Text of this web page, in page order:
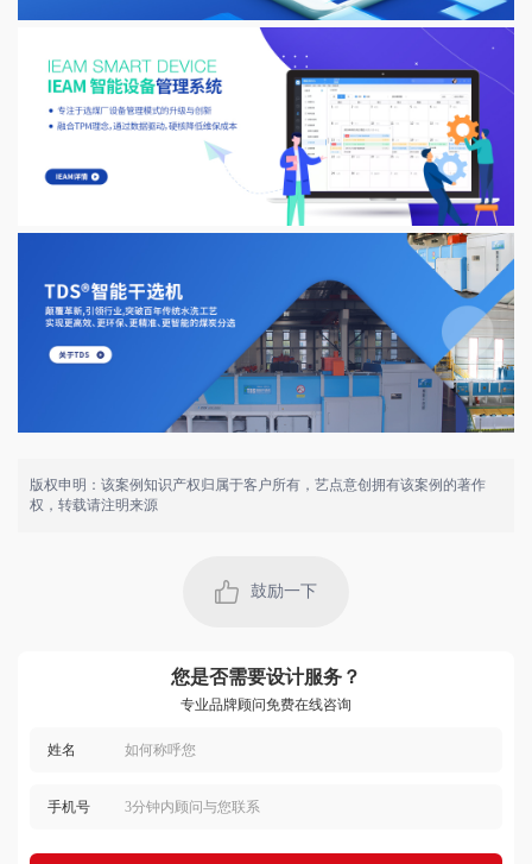
版权申明：该案例知识产权归属于客户所有，艺点意创拥有该案例的著作
权，转载请注明来源
鼓励一下
您是否需要设计服务？
专业品牌顾问免费在线咨询
姓名
手机号
的作品我很喜欢，出稿速度快，质量高，节省了不少
时间，不错！
设计水平很高，服务人员很热情，沟通顺畅，设计的
很强！
保障齐全，态度非常好，设计又快又好！